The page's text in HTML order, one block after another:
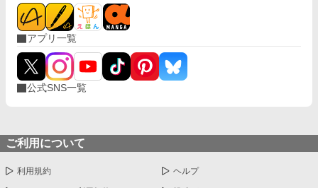
アプリ一覧
公式SNS一覧
ご利用について
利用規約 ヘルプ